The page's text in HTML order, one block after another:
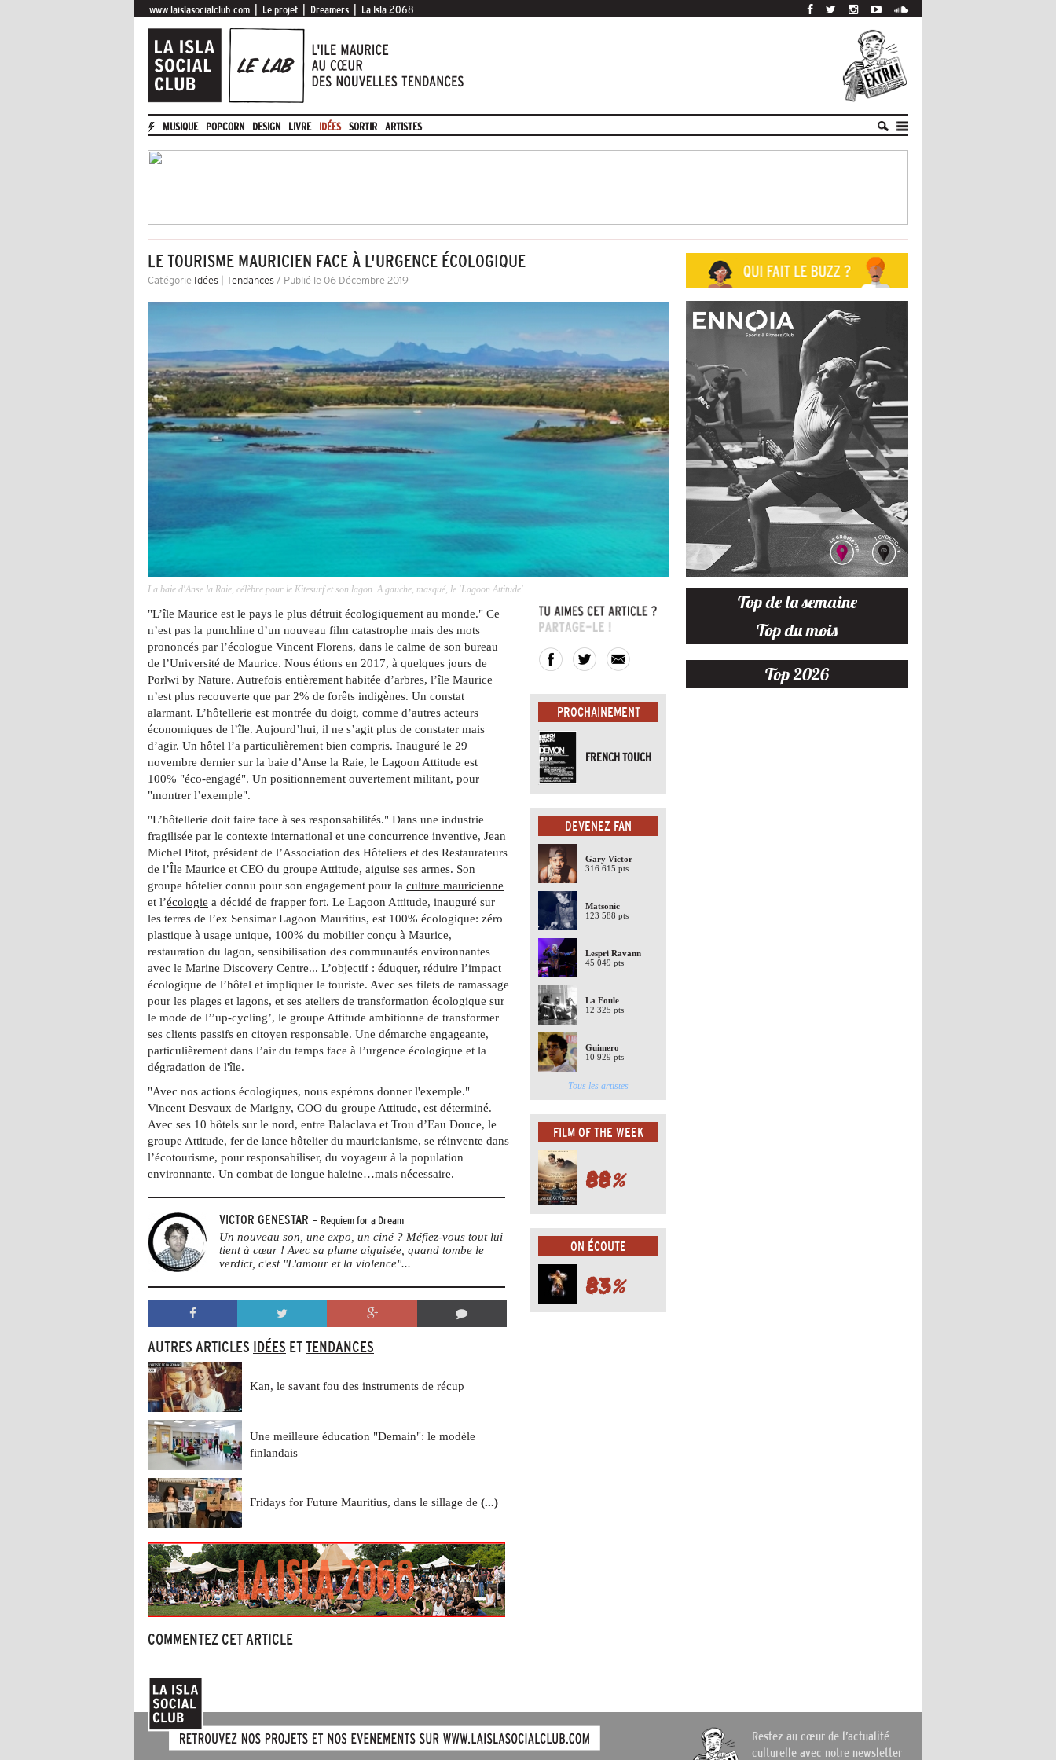
www.laislasocialclub.com Le projet Dreamers La Isla 2068
MUSIQUE POPCORN DESIGN LIVRE IDÉES SORTIR ARTISTES
LE TOURISME MAURICIEN FACE À L'URGENCE ÉCOLOGIQUE
Catégorie Idées Tendances / Publié le 06 Décembre 2019
La baie d'Anse la Raie, célèbre pour le Kitesurf et son lagon. A gauche, masqué, le 'Lagoon Attitude'.
"L’île Maurice est le pays le plus détruit écologiquement au monde." Ce
n’est pas la punchline d’un nouveau film catastrophe mais des mots
prononcés par l’écologue Vincent Florens, dans le calme de son bureau
de l’Université de Maurice. Nous étions en 2017, à quelques jours de
Porlwi by Nature. Autrefois entièrement habitée d’arbres, l’île Maurice
n’est plus recouverte que par 2% de forêts indigènes. Un constat
alarmant. L’hôtellerie est montrée du doigt, comme d’autres acteurs
économiques de l’île. Aujourd’hui, il ne s’agit plus de constater mais
d’agir. Un hôtel l’a particulièrement bien compris. Inauguré le 29
novembre dernier sur la baie d’Anse la Raie, le Lagoon Attitude est
100% "éco-engagé". Un positionnement ouvertement militant, pour
"montrer l’exemple".
"L’hôtellerie doit faire face à ses responsabilités." Dans une industrie
fragilisée par le contexte international et une concurrence inventive, Jean
Michel Pitot, président de l’Association des Hôteliers et des Restaurateurs
de l’Île Maurice et CEO du groupe Attitude, aiguise ses armes. Son
groupe hôtelier connu pour son engagement pour la culture mauricienne
et l’écologie a décidé de frapper fort. Le Lagoon Attitude, inauguré sur
les terres de l’ex Sensimar Lagoon Mauritius, est 100% écologique: zéro
plastique à usage unique, 100% du mobilier conçu à Maurice,
restauration du lagon, sensibilisation des communautés environnantes
avec le Marine Discovery Centre... L’objectif : éduquer, réduire l’impact
écologique de l’hôtel et impliquer le touriste. Avec ses filets de ramassage
pour les plages et lagons, et ses ateliers de transformation écologique sur
le mode de l’’up-cycling’, le groupe Attitude ambitionne de transformer
ses clients passifs en citoyen responsable. Une démarche engageante,
particulièrement dans l’air du temps face à l’urgence écologique et la
dégradation de l'île.
"Avec nos actions écologiques, nous espérons donner l'exemple."
Vincent Desvaux de Marigny, COO du groupe Attitude, est déterminé.
Avec ses 10 hôtels sur le nord, entre Balaclava et Trou d’Eau Douce, le
groupe Attitude, fer de lance hôtelier du mauricianisme, se réinvente dans
l’écotourisme, pour responsabiliser, du voyageur à la population
environnante. Un combat de longue haleine…mais nécessaire.
VICTOR GENESTAR - Requiem for a Dream
Un nouveau son, une expo, un ciné ? Méfiez-vous tout lui
tient à cœur ! Avec sa plume aiguisée, quand tombe le
verdict, c'est "L'amour et la violence"...
AUTRES ARTICLES IDÉES ETTENDANCES
Kan, le savant fou des instruments de récup
Une meilleure éducation "Demain": le modèle
finlandais
Fridays for Future Mauritius, dans le sillage de (...)
COMMENTEZ CET ARTICLE
PROCHAINEMENT
FRENCH TOUCH
DEVENEZ FAN
Gary Victor
316 615 pts
Matsonic
123 588 pts
Lespri Ravann
45 049 pts
La Foule
12 325 pts
Guimero
10 929 pts
Tous les artistes
FILM OF THE WEEK
88%
ON ÉCOUTE
83%
Top de la semaine
Top du mois
Top 2026
Restez au cœur de l’actualité
culturelle avec notre newsletter